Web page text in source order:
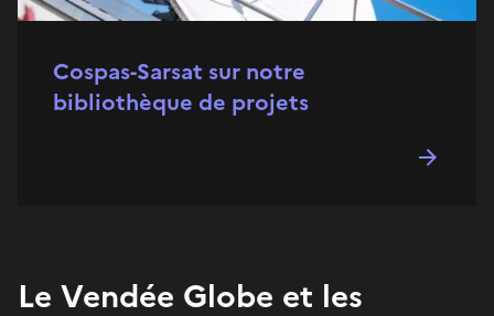
Cospas-Sarsat sur notre
bibliothèque de projets
Le Vendée Globe et les